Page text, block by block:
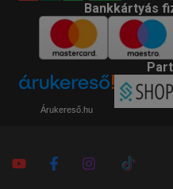
Bankkártyás
Árukereső.hu